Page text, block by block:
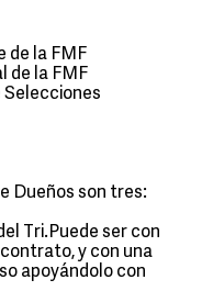
de la FMF
de la FMF
Dueños son tres:
Tri.Puede ser con
y con una
apoyándolo con